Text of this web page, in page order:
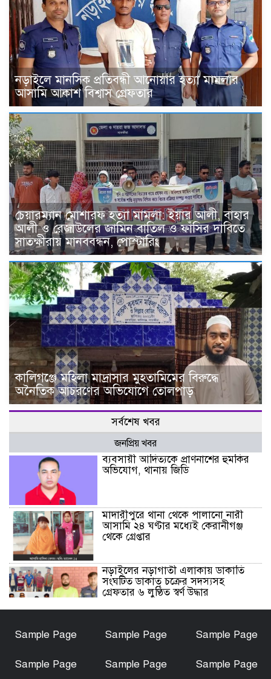
নড়াইলে মানসিক প্রতিবন্ধী আনোয়ার হত্যা মামলার
আসামি আকাশ বিশ্বাস গ্রেফতার
চেয়ারম্যান মোশারফ হত্যা মামলা: ইয়ার আলী, বাহার
আলী ও রেজাউলের জামিন বাতিল ও ফাঁসির দাবিতে
সাতক্ষীরায় মানববন্ধন, পোস্টারিং
কালিগঞ্জে মহিলা মাদ্রাসার মুহতামিমের বিরুদ্ধে
অনৈতিক আচরণের অভিযোগে তোলপাড়
সর্বশেষ খবর
জনপ্রিয় খবর
ব্যবসায়ী আদিত্যকে প্রাণনাশের হুমকির
অভিযোগ, থানায় জিডি
মাদারীপুরে থানা থেকে পালানো নারী
আসামি ২৪ ঘণ্টার মধ্যেই কেরানীগঞ্জ
থেকে গ্রেপ্তার
নড়াইলের নড়াগাতী এলাকায় ডাকাতি
সংঘটিত ডাকাত চক্রের সদস্যসহ
গ্রেফতার ৬ লুণ্ঠিত স্বর্ণ উদ্ধার
হত্যা মামলার আসামি আকাশ বিশ্বাস
Sample Page Sample Page Sample Page
Sample Page Sample Page Sample Page